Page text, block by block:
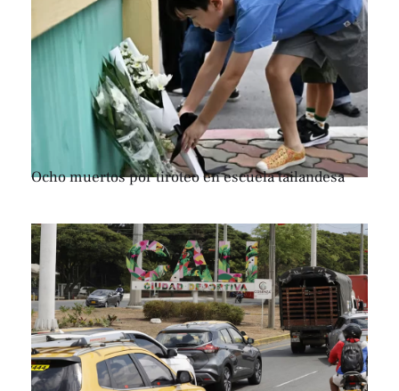
Ocho muertos por tiroteo en escuela tailandesa